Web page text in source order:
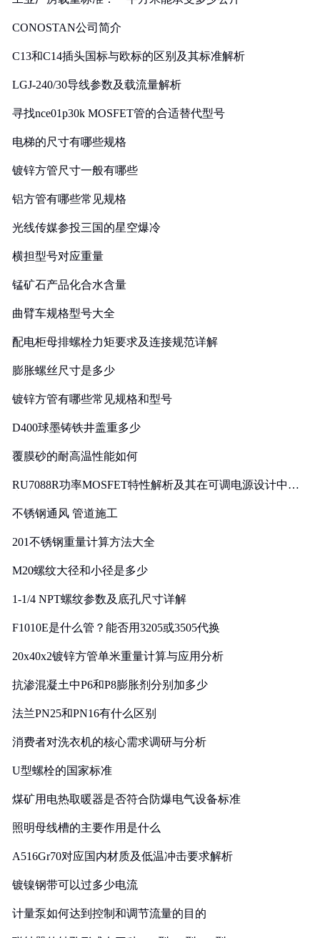
CONOSTAN公司简介
C13和C14插头国标与欧标的区别及其标准解析
LGJ-240/30导线参数及载流量解析
寻找nce01p30k MOSFET管的合适替代型号
电梯的尺寸有哪些规格
镀锌方管尺寸一般有哪些
铝方管有哪些常见规格
光线传媒参投三国的星空爆冷
横担型号对应重量
锰矿石产品化合水含量
曲臂车规格型号大全
配电柜母排螺栓力矩要求及连接规范详解
膨胀螺丝尺寸是多少
镀锌方管有哪些常见规格和型号
D400球墨铸铁井盖重多少
覆膜砂的耐高温性能如何
RU7088R功率MOSFET特性解析及其在可调电源设计中的
不锈钢通风 管道施工
201不锈钢重量计算方法大全
M20螺纹大径和小径是多少
1-1/4 NPT螺纹参数及底孔尺寸详解
F1010E是什么管？能否用3205或3505代换
20x40x2镀锌方管单米重量计算与应用分析
抗渗混凝土中P6和P8膨胀剂分别加多少
法兰PN25和PN16有什么区别
消费者对洗衣机的核心需求调研与分析
U型螺栓的国家标准
煤矿用电热取暖器是否符合防爆电气设备标准
照明母线槽的主要作用是什么
A516Gr70对应国内材质及低温冲击要求解析
镀镍钢带可以过多少电流
计量泵如何达到控制和调节流量的目的